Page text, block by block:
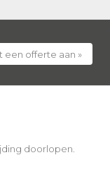
een offerte aan »
doorlopen.